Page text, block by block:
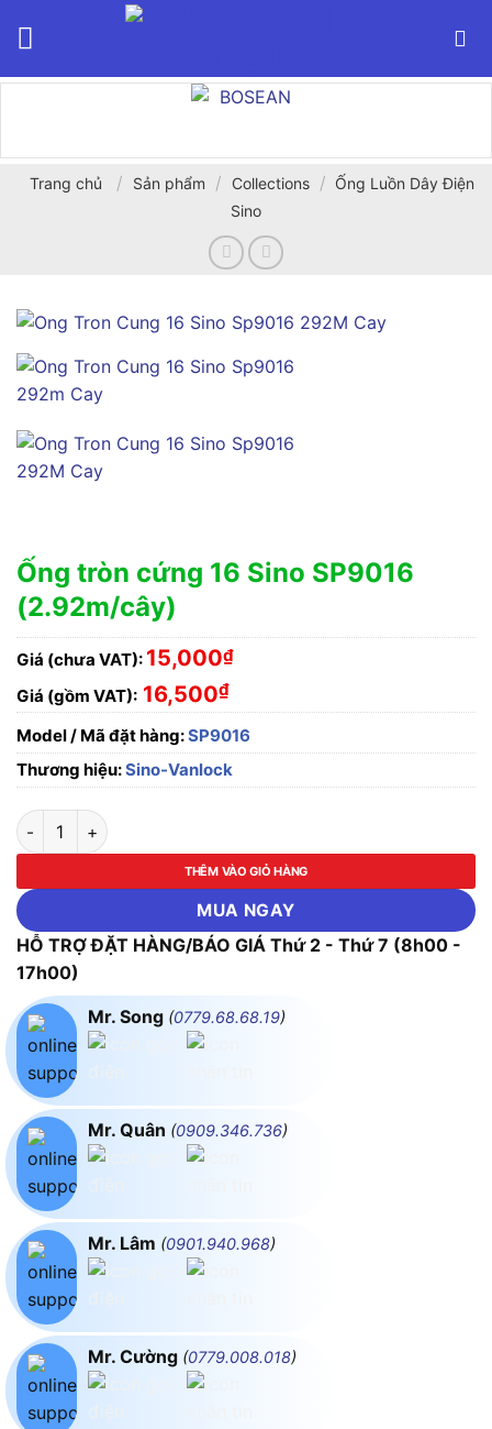
Trang chủ / Sản phẩm / Collections / Ống Luồn Dây Điện
Sino
Ống tròn cứng 16 Sino SP9016
(2.92m/cây)
Giá (chưa VAT): 15,000₫
Giá (gồm VAT): 16,500₫
Model / Mã đặt hàng:SP9016
Thương hiệu:Sino-Vanlock
Ống tròn cứng 16 Sino SP9016 (2.92m/cây) số lượng
THÊM VÀO GIỎ HÀNG
MUA NGAY
HỖ TRỢ ĐẶT HÀNG/BÁO GIÁ Thứ 2 - Thứ 7 (8h00 -
17h00)
Mr. Song (0779.68.68.19)
Mr. Quân (0909.346.736)
Mr. Lâm (0901.940.968)
Mr. Cường (0779.008.018)